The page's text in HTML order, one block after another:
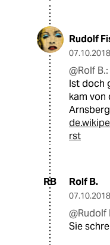
Rudolf
07.10.2018
@Rolf B.:
Ist doch
kam von
rst
RB Rolf B.
07.10.2018
@Rudolf
Sie